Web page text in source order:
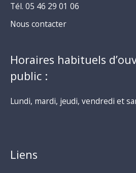
Tél. 05 46 29 01 06
Nous contacter
Horaires habituels
public :
Lundi, mardi, jeudi, vendredi et
Liens